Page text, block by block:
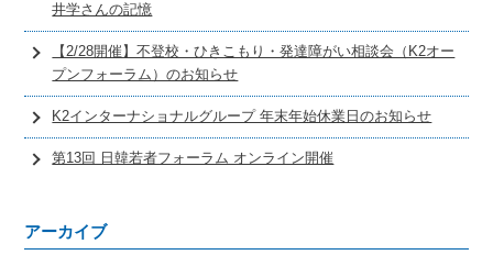
井学さんの記憶
【2/28開催】不登校・ひきこもり・発達障がい相談会（K2オー
プンフォーラム）のお知らせ
K2インターナショナルグループ 年末年始休業日のお知らせ
第13回 日韓若者フォーラム オンライン開催
アーカイブ